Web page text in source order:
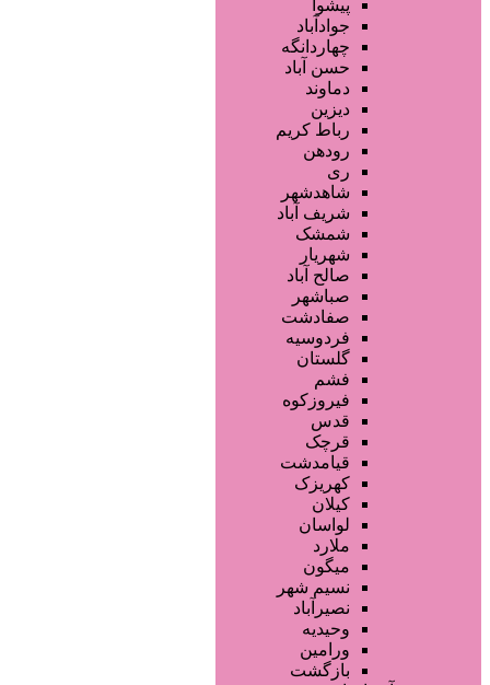
تجهیزات سالن زیبایی
محصولات پوست
محصولات مو
محصولات آرایشی
خدمات دندانپزشکی
سایر خدمات
پیشوا
جوادآباد
چهاردانگه
حسن آباد
دماوند
دیزین
رباط کریم
رودهن
ری
شاهدشهر
شریف آباد
شمشک
شهریار
صالح آباد
صباشهر
صفادشت
فردوسیه
گلستان
فشم
فیروزکوه
قدس
قرچک
قیامدشت
کهریزک
کیلان
لواسان
ملارد
میگون
نسیم شهر
نصیرآباد
وحیدیه
ورامین
بازگشت
صفحه اصلی
آگهی انبوه
طراحی سایت
صفحه اختصاصی
لیست سایتهای تبلیغاتی